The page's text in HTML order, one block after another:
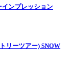
インプレッション
リーツアー) SNOW